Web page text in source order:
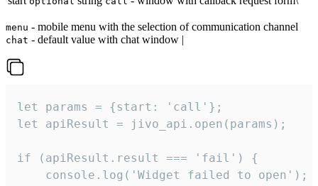
menu - mobile menu with the selection of communication channel
chat - default value with chat window |
let params = {start: 'call'};
let apiResult = jivo_api.open(params);
if (apiResult.result === 'fail') {
    console.log('Widget failed to open');